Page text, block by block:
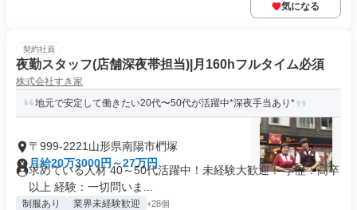
気になる
契約社員
夜勤スタッフ(店舗深夜帯担当)|月160hフルタイム必須
株式会社すき家
地元で安定して働きたい20代〜50代が活躍中*深夜手当あり*
〒999-2221山形県南陽市椚塚
月給20万3000円～27万円
求めている人材 40～50代活躍中！未経験大歓迎！ 学歴：高卒
以上 経験：一切問いま...
制服あり 業界未経験歓迎 +28個